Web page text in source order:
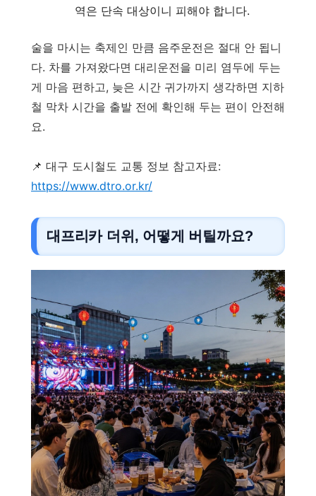
역은 단속 대상이니 피해야 합니다.
술을 마시는 축제인 만큼 음주운전은 절대 안 됩니
다. 차를 가져왔다면 대리운전을 미리 염두에 두는
게 마음 편하고, 늦은 시간 귀가까지 생각하면 지하
철 막차 시간을 출발 전에 확인해 두는 편이 안전해
요.
📌 대구 도시철도 교통 정보 참고자료:
https://www.dtro.or.kr/
대프리카 더위, 어떻게 버틸까요?